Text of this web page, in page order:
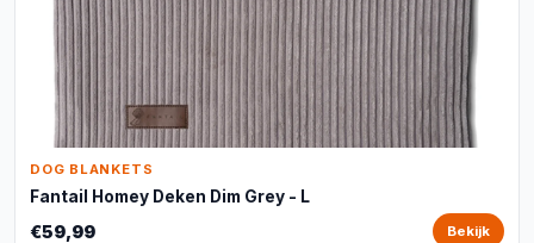
DOG BLANKETS
Fantail Homey Deken Dim Grey - L
€59,99 Bekijk